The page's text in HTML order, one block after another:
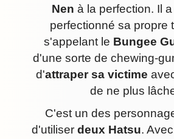
Nen à la perfection. Il
perfectionné sa propre
s'appelant le Bungee
d'une sorte de chewing-
d'attraper sa victime
de ne plus
C'est un des
d'utiliser deux Hatsu.